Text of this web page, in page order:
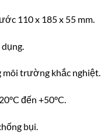
110 x 185 x 55 mm.
trường khắc nghiệt.
đến +50°C.
bụi.